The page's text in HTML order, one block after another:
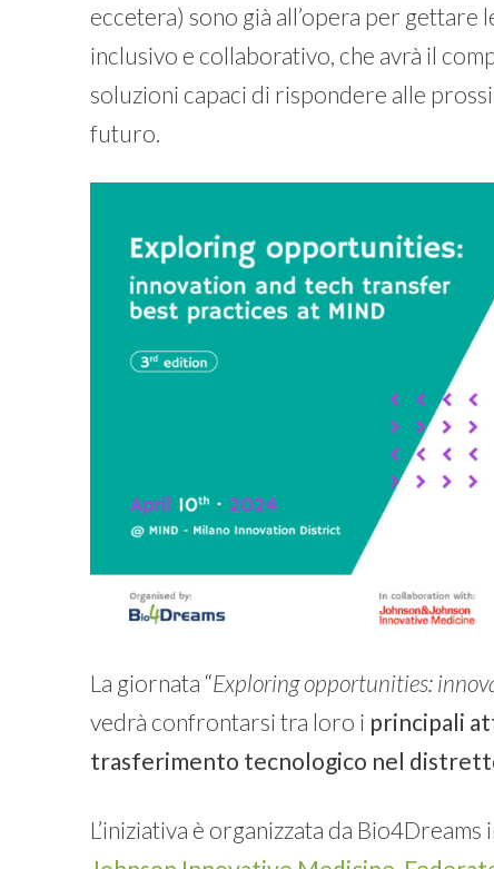
eccetera) sono già all’opera per gettare
inclusivo e collaborativo, che avrà il
soluzioni capaci di rispondere alle
futuro.
La giornata “Exploring opportunities:
vedrà confrontarsi tra loro i principali
trasferimento tecnologico nel
L’iniziativa è organizzata da